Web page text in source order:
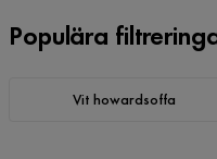
Populära
Vit howardsoffa